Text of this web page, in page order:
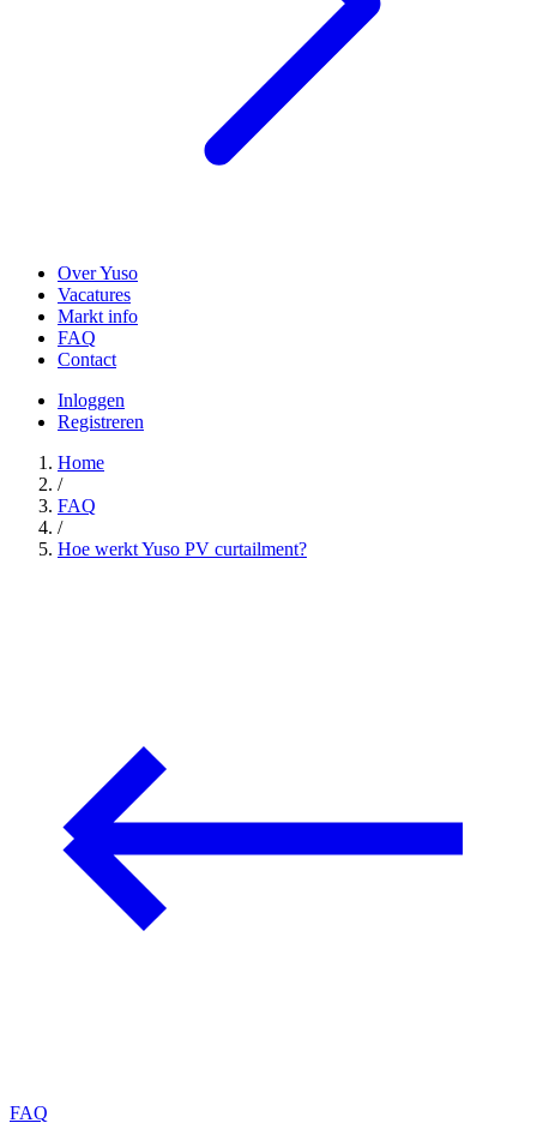
Over Yuso
Vacatures
Markt info
FAQ
Contact
Inloggen
Registreren
Home
/
FAQ
/
Hoe werkt Yuso PV curtailment?
FAQ